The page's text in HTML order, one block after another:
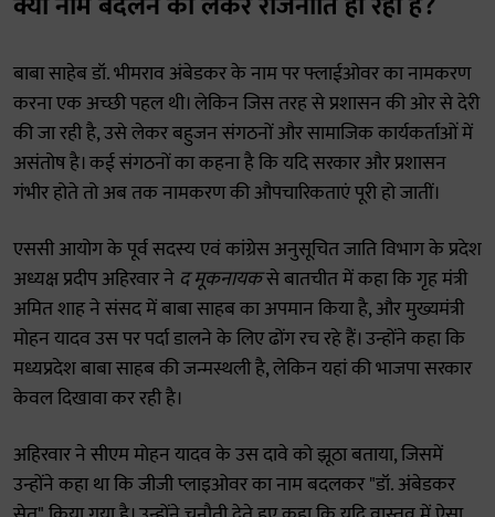
बाबा साहेब डॉ. भीमराव अंबेडकर के नाम पर फ्लाईओवर का नामकरण
करना एक अच्छी पहल थी। लेकिन जिस तरह से प्रशासन की ओर से देरी
की जा रही है, उसे लेकर बहुजन संगठनों और सामाजिक कार्यकर्ताओं में
असंतोष है। कई संगठनों का कहना है कि यदि सरकार और प्रशासन
गंभीर होते तो अब तक नामकरण की औपचारिकताएं पूरी हो जातीं।
एससी आयोग के पूर्व सदस्य एवं कांग्रेस अनुसूचित जाति विभाग के प्रदेश
अध्यक्ष प्रदीप अहिरवार ने द मूकनायकसे बातचीत में कहा कि गृह मंत्री
अमित शाह ने संसद में बाबा साहब का अपमान किया है, और मुख्यमंत्री
मोहन यादव उस पर पर्दा डालने के लिए ढोंग रच रहे हैं। उन्होंने कहा कि
मध्यप्रदेश बाबा साहब की जन्मस्थली है, लेकिन यहां की भाजपा सरकार
केवल दिखावा कर रही है।
अहिरवार ने सीएम मोहन यादव के उस दावे को झूठा बताया, जिसमें
उन्होंने कहा था कि जीजी प्लाइओवर का नाम बदलकर "डॉ. अंबेडकर